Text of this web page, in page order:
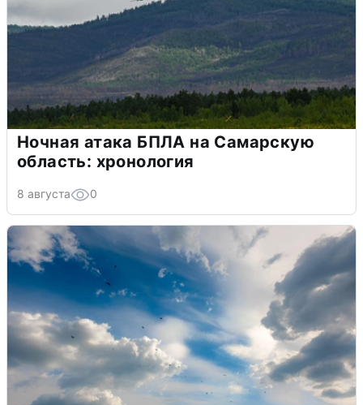
Ночная атака БПЛА на Самарскую
область: хронология
8 августа 0